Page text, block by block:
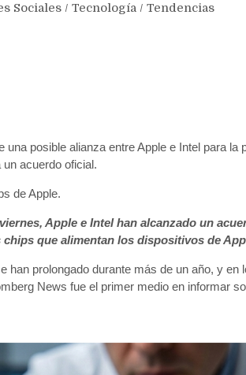
Sociales / Tecnología / Tendencias
posible alianza entre Apple e Intel para la
acuerdo oficial.
de Apple.
Apple e Intel han alcanzado un
que alimentan los dispositivos de
han prolongado durante más de un año, y en
News fue el primer medio en informar